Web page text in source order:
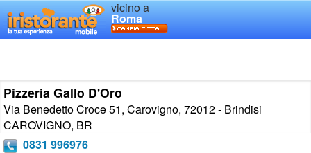
vicino a
Roma
Pizzeria Gallo D'Oro
Via Benedetto Croce 51, Carovigno, 72012 - Brindisi
CAROVIGNO, BR
0831 996976